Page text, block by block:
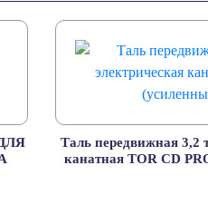
Таль передвижная 3,2
канатная TOR CD